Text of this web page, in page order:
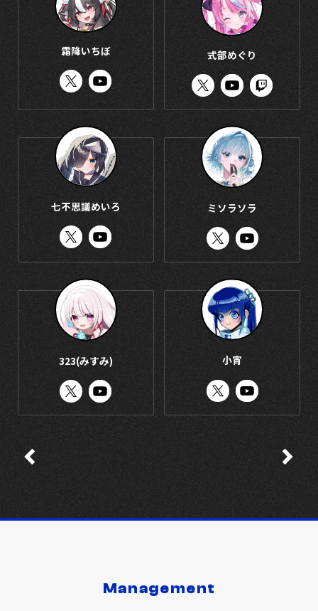
霜降いちぼ 式部めぐり
七不思議めいろ ミソラソラ
323(みすみ) 小宵
Management